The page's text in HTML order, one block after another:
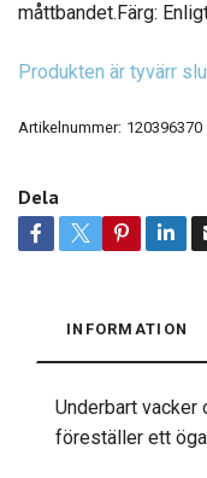
måttbandet.Färg:
Produkten är tyvärr
Artikelnummer: 120396370
Dela
INFORMATION
Underbart vacker
föreställer ett